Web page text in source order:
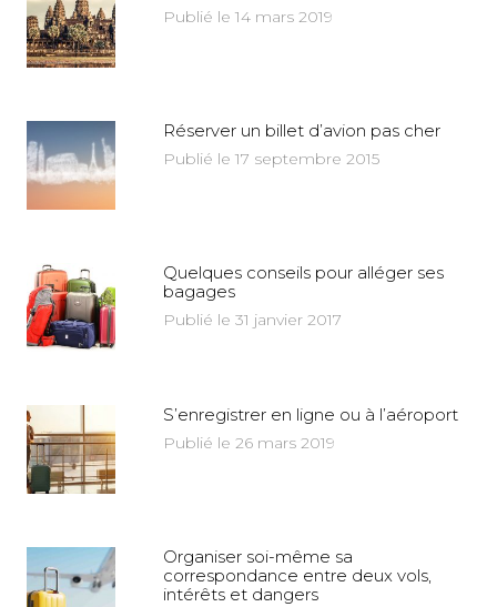
Publié le 14 mars 2019
Réserver un billet d’avion pas cher
Publié le 17 septembre 2015
Quelques conseils pour alléger ses
bagages
Publié le 31 janvier 2017
S’enregistrer en ligne ou à l’aéroport
Publié le 26 mars 2019
Organiser soi-même sa
correspondance entre deux vols,
intérêts et dangers